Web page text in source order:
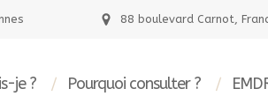
88 boulevard Carnot,
je ? Pourquoi consulter ?